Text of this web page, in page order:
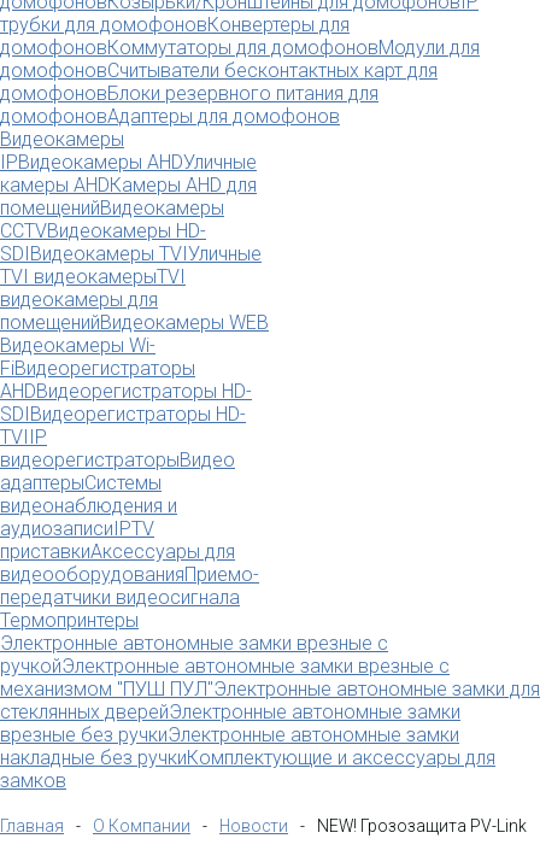
трубки для домофоновКонвертеры для
домофоновКоммутаторы для домофоновМодули для
домофоновСчитыватели бесконтактных карт для
домофоновБлоки резервного питания для
домофоновАдаптеры для домофонов
Видеокамеры
IPВидеокамеры AHDУличные
камеры AHDКамеры AHD для
помещенийВидеокамеры
CCTVВидеокамеры HD-
SDIВидеокамеры TVIУличные
TVI видеокамерыTVI
видеокамеры для
помещенийВидеокамеры WEB
Видеокамеры Wi-
FiВидеорегистраторы
AHDВидеорегистраторы HD-
SDIВидеорегистраторы HD-
TVI IP
видеорегистраторыВидео
адаптерыСистемы
видеонаблюдения и
аудиозаписиIPTV
приставкиАксессуары для
видеооборудованияПриемо-
передатчики видеосигнала
Термопринтеры
Электронные автономные замки врезные с
ручкойЭлектронные автономные замки врезные с
механизмом "ПУШ ПУЛ"Электронные автономные замки для
стеклянных дверейЭлектронные автономные замки
врезные без ручкиЭлектронные автономные замки
накладные без ручкиКомплектующие и аксессуары для
замков
Главная - О Компании - Новости - NEW! Грозозащита PV-Link